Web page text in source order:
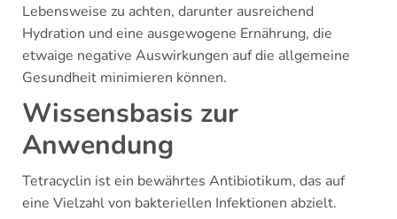
Lebensweise zu achten, darunter ausreichend
Hydration und eine ausgewogene Ernährung, die
etwaige negative Auswirkungen auf die allgemeine
Gesundheit minimieren können.
Wissensbasis zur
Anwendung
Tetracyclin ist ein bewährtes Antibiotikum, das auf
eine Vielzahl von bakteriellen Infektionen abzielt.